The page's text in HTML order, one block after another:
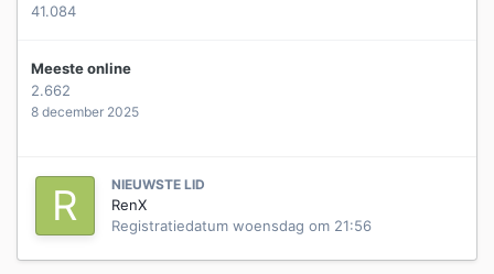
41.084
Meeste online
2.662
8 december 2025
NIEUWSTE LID
RenX
Registratiedatum woensdag om 21:56